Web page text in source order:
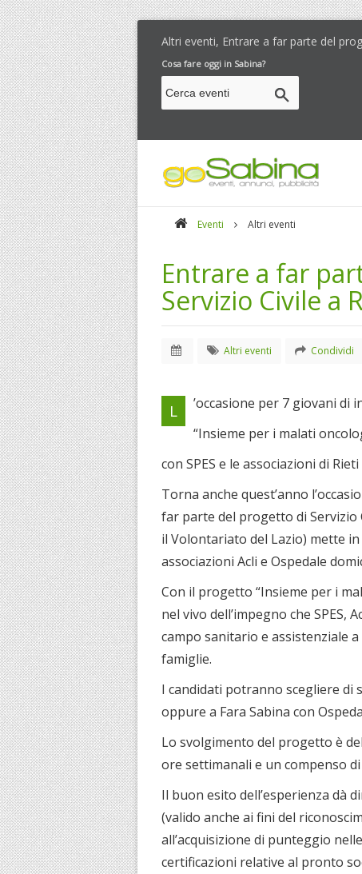
Altri eventi, Entrare a far parte del
Cosa fare oggi in Sabina?
Eventi Altri eventi
Entrare a far
Servizio Civile a
Altri eventi Condividi
L
’occasione per 7 giovani di
“Insieme per i malati
con SPES e le associazioni di
Torna anche quest’anno
far parte del progetto di Servizio
il Volontariato del Lazio) mette in
associazioni Acli e Ospedale
Con il progetto “Insieme per i
nel vivo dell’impegno che SPES,
campo sanitario e assistenziale
famiglie.
I candidati potranno scegliere di
oppure a Fara Sabina con
Lo svolgimento del progetto è
ore settimanali e un compenso
Il buon esito dell’esperienza dà
(valido anche ai fini del
all’acquisizione di punteggio
certificazioni relative al pronto